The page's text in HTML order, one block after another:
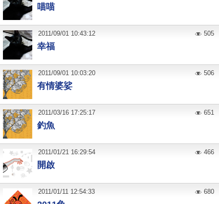
喵喵
幸福
2011/09/01 10:43:12 505
有情婆娑
2011/09/01 10:03:20 506
釣魚
2011/03/16 17:25:17 651
開啟
2011/01/21 16:29:54 466
2011/01/11 12:54:33 680